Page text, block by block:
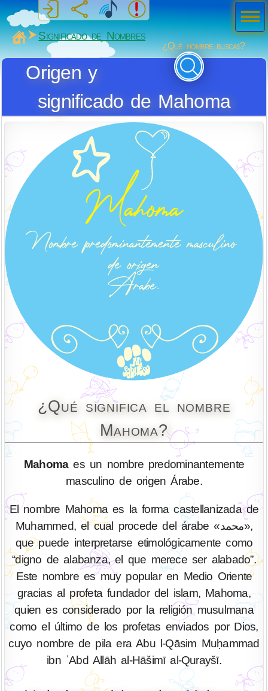
MiSabueso
Significado de Nombres
¿Qué nombre buscas?
Origen y
significado de Mahoma
¿Qué significa el nombre
Mahoma?
Mahomaes un nombre predominantemente
masculino de origen Árabe.
El nombre Mahoma es la forma castellanizada de
Muhammed, el cual procede del árabe «محمد»,
que puede interpretarse etimológicamente como
“digno de alabanza, el que merece ser alabado”.
Este nombre es muy popular en Medio Oriente
gracias al profeta fundador del islam, Mahoma,
quien es considerado por la religión musulmana
como el último de los profetas enviados por Dios,
cuyo nombre de pila era Abu l-Qāsim Muḥammad
ibn ʿAbd Allāh al-Hāšimī al-Qurayšī.
Men
ú